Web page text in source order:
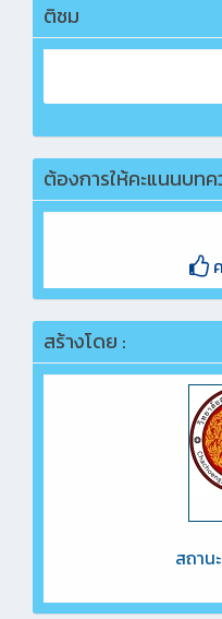
ติชม
ต้องการให้คะแนนบทค
สร้างโดย :
สถาน